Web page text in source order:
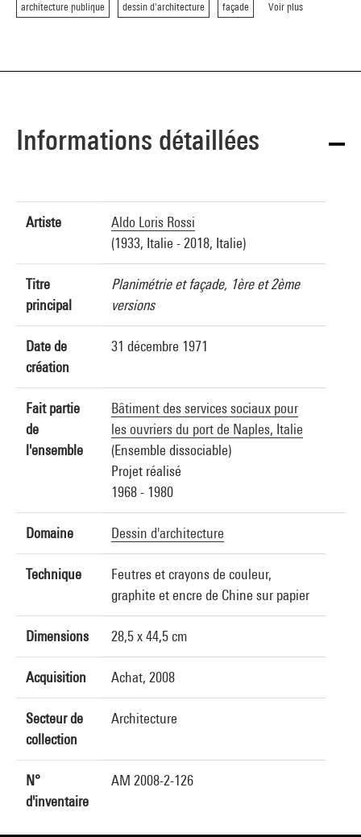
architecture publique dessin d'architecture façade Voir plus
Informations détaillées
Artiste
Aldo Loris Rossi
(1933, Italie - 2018, Italie)
Titre
principal
Planimétrie et façade, 1ère et 2ème
versions
Date de
création
31 décembre 1971
Fait partie
de
l'ensemble
Bâtiment des services sociaux pour
les ouvriers du port de Naples, Italie
(Ensemble dissociable)
Projet réalisé
1968 - 1980
Domaine Dessin d'architecture
Technique
Feutres et crayons de couleur,
graphite et encre de Chine sur papier
Dimensions 28,5 x 44,5 cm
Acquisition Achat, 2008
Secteur de
collection
Architecture
N°
d'inventaire
AM 2008-2-126